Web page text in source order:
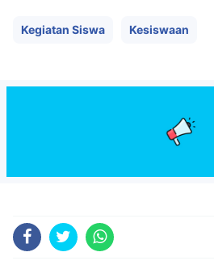
Kegiatan Siswa Kesiswaan